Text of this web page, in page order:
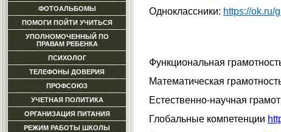
ФОТОАЛЬБОМЫ
ПОМОГИ ПОЙТИ УЧИТЬСЯ
УПОЛНОМОЧЕННЫЙ ПО
ПРАВАМ РЕБЕНКА
ПСИХОЛОГ
ТЕЛЕФОНЫ ДОВЕРИЯ
ПРОФСОЮЗ
УЧЕТНАЯ ПОЛИТИКА
ОРГАНИЗАЦИЯ ПИТАНИЯ
РЕЖИМ РАБОТЫ ШКОЛЫ
Одноклассники: https://ok.ru/
Функциональная
Математическая
Естественно-научная
Глобальные компетенции